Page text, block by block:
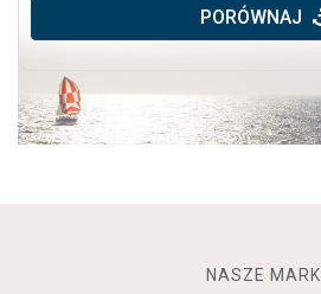
PORÓWNAJ
NASZE MARKI